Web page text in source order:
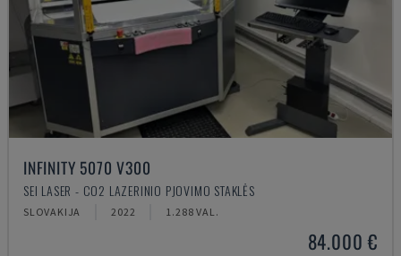
INFINITY 5070 V300
SEI LASER - CO2 LAZERINIO PJOVIMO STAKLĖS
SLOVAKIJA 2022 1.288 VAL.
84.000 €